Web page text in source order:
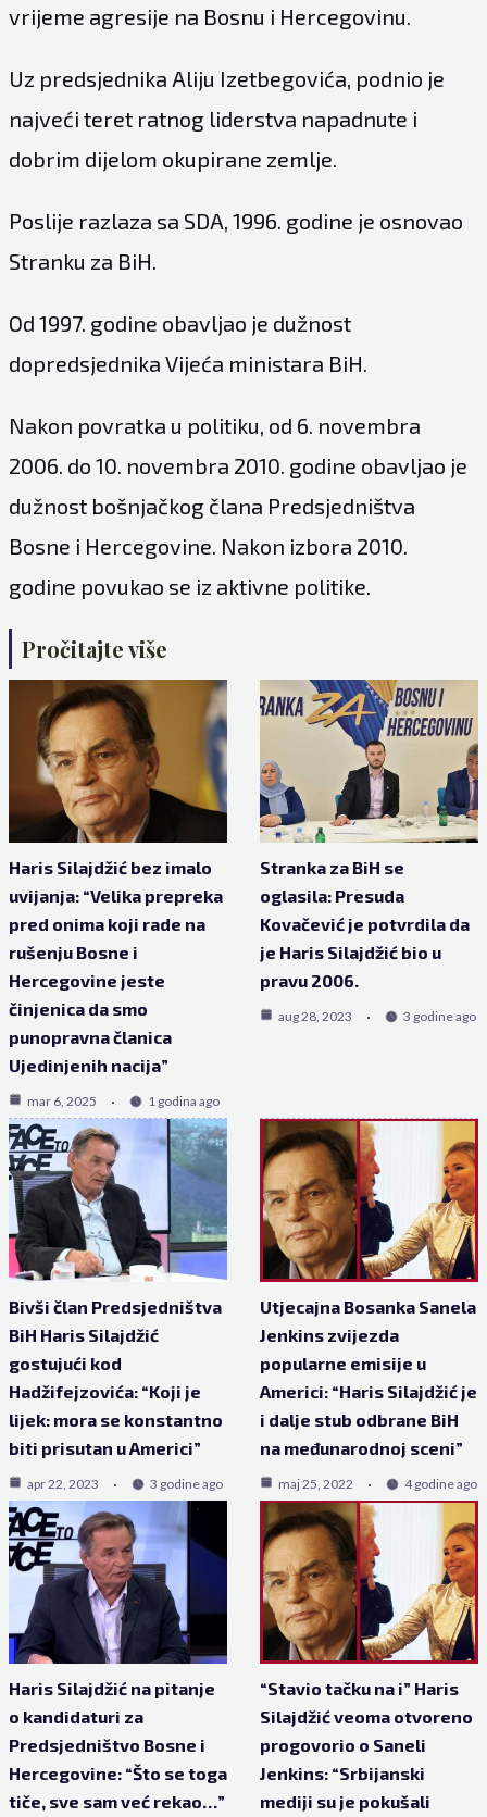
vrijeme agresije na Bosnu i Hercegovinu.
Uz predsjednika Aliju Izetbegovića, podnio je
najveći teret ratnog liderstva napadnute i
dobrim dijelom okupirane zemlje.
Poslije razlaza sa SDA, 1996. godine je osnovao
Stranku za BiH.
Od 1997. godine obavljao je dužnost
dopredsjednika Vijeća ministara BiH.
Nakon povratka u politiku, od 6. novembra
2006. do 10. novembra 2010. godine obavljao je
dužnost bošnjačkog člana Predsjedništva
Bosne i Hercegovine. Nakon izbora 2010.
godine povukao se iz aktivne politike.
Pročitajte više
Haris Silajdžić bez imalo
uvijanja: “Velika prepreka
pred onima koji rade na
rušenju Bosne i
Hercegovine jeste
činjenica da smo
punopravna članica
Ujedinjenih nacija”
mar 6, 2025 1 godina ago
Stranka za BiH se
oglasila: Presuda
Kovačević je potvrdila da
je Haris Silajdžić bio u
pravu 2006.
aug 28, 2023 3 godine ago
Bivši član Predsjedništva
BiH Haris Silajdžić
gostujući kod
Hadžifejzovića: “Koji je
lijek: mora se konstantno
biti prisutan u Americi”
apr 22, 2023 3 godine ago
Utjecajna Bosanka Sanela
Jenkins zvijezda
popularne emisije u
Americi: “Haris Silajdžić je
i dalje stub odbrane BiH
na međunarodnoj sceni”
maj 25, 2022 4 godine ago
Haris Silajdžić na pitanje
o kandidaturi za
Predsjedništvo Bosne i
Hercegovine: “Što se toga
tiče, sve sam već rekao…”
“Stavio tačku na i” Haris
Silajdžić veoma otvoreno
progovorio o Saneli
Jenkins: “Srbijanski
mediji su je pokušali